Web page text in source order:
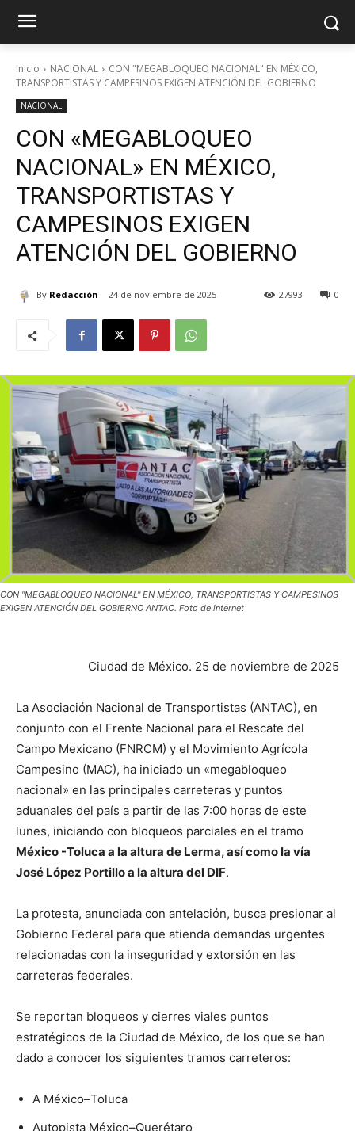
Inicio NACIONAL
CON "MEGABLOQUEO NACIONAL" EN MÉXICO,
TRANSPORTISTAS Y CAMPESINOS EXIGEN ATENCIÓN DEL GOBIERNO
NACIONAL
CON «MEGABLOQUEO
NACIONAL» EN MÉXICO,
TRANSPORTISTAS Y
CAMPESINOS EXIGEN
ATENCIÓN DEL GOBIERNO
By Redacción 24 de noviembre de 2025 0
27993
CON "MEGABLOQUEO NACIONAL" EN MÉXICO, TRANSPORTISTAS Y CAMPESINOS
EXIGEN ATENCIÓN DEL GOBIERNO ANTAC. Foto de internet
Ciudad de México. 25 de noviembre de 2025
La Asociación Nacional de Transportistas (ANTAC), en
conjunto con el Frente Nacional para el Rescate del
Campo Mexicano (FNRCM) y el Movimiento Agrícola
Campesino (MAC), ha iniciado un «megabloqueo
nacional» en las principales carreteras y puntos
aduanales del país a partir de las 7:00 horas de este
lunes, iniciando con bloqueos parciales en el tramo
México -Toluca a la altura de Lerma, así como la vía
José López Portillo a la altura del DIF.
La protesta, anunciada con antelación, busca presionar al
Gobierno Federal para que atienda demandas urgentes
relacionadas con la inseguridad y extorsión en las
carreteras federales.
Se reportan bloqueos y cierres viales puntos
estratégicos de la Ciudad de México, de los que se han
dado a conocer los siguientes tramos carreteros:
A México–Toluca
Autopista México–Querétaro